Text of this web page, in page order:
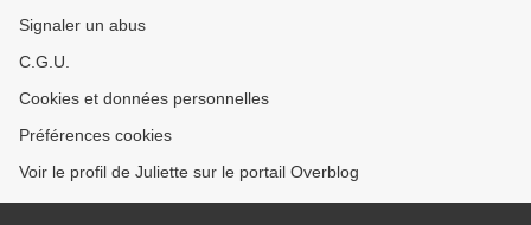
Signaler un abus
C.G.U.
Cookies et données personnelles
Préférences cookies
Voir le profil de Juliette sur le portail Overblog